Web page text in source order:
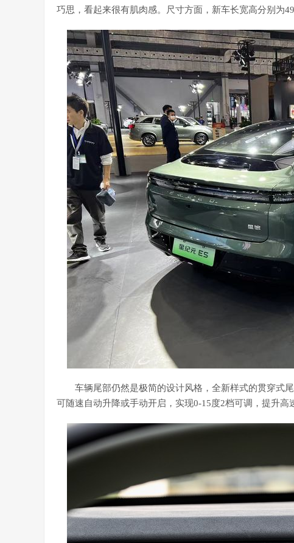
巧思，看起来很有肌肉感。尺寸方面，新车长宽高分别为
车辆尾部仍然是极简的设计风格，全新样式的贯穿式
可随速自动升降或手动开启，实现0-15度2档可调，提升高